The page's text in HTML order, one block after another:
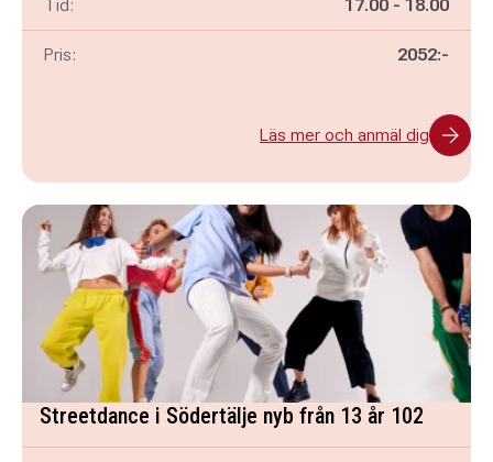
Tid: 17.00 - 18.00
Pris: 2052:-
Läs mer och anmäl dig
Streetdance i Södertälje nyb från 13 år 102